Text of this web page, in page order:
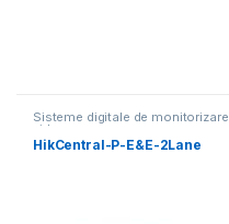
Sisteme digitale de monitorizare
video
HikCentral-P-E&E-2Lane